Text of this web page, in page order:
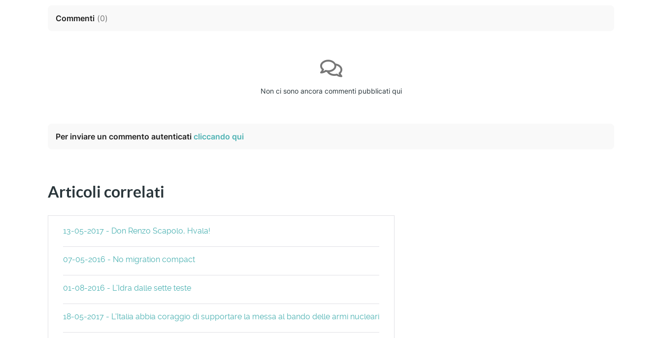
Commenti (0)
Non ci sono ancora commenti pubblicati qui
Per inviare un commento autenticati cliccando qui
Articoli correlati
13-05-2017 - Don Renzo Scapolo, Hvala!
07-05-2016 - No migration compact
01-08-2016 - L’Idra dalle sette teste
18-05-2017 - L'Italia abbia coraggio di supportare la messa al bando delle armi nucleari